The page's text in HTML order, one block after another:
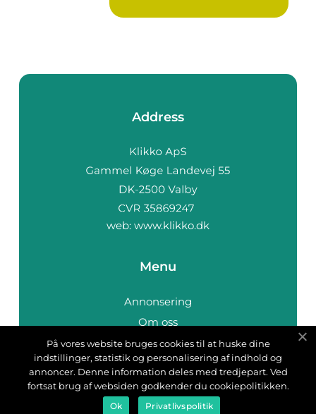
Address
web: www.klikko.dk
Menu
Annonsering
Om oss
Cookies
Kontakta oss
Sitemap
På vores website bruges cookies til at huske dine
indstillinger, statistik og personalisering af indhold og
annoncer. Denne information deles med tredjepart. Ved
fortsat brug af websiden godkender du cookiepolitikken.
Ok Privatlivspolitik